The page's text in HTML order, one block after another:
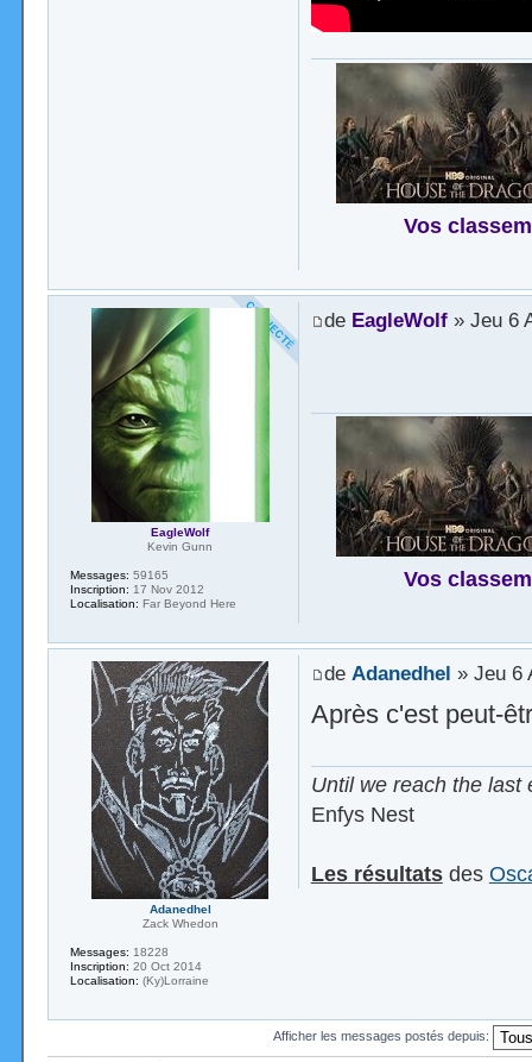
Vos
de EagleWolf» Jeu 6
Vos
EagleWolf
Kevin Gunn
Messages: 59165
Inscription: 17 Nov 2012
Localisation: Far Beyond Here
de Adanedhel » Jeu 6
Après c'est peut-
Until we reach the last
Enfys Nest
Les résultatsdes
Adanedhel
Zack Whedon
Messages: 18228
Inscription: 20 Oct 2014
Localisation: (Ky)Lorraine
Afficher les messages postés depuis: